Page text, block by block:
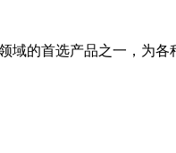
域的首选产品之一，为各